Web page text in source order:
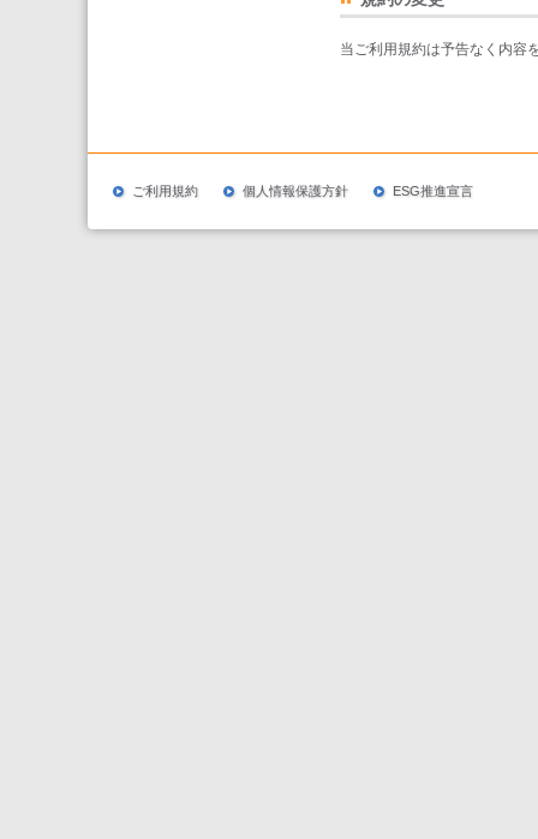
当ご利用規約は予告なく内容
ご利用規約 個人情報保護方針 ESG推進宣言